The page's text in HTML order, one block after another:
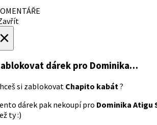
dárek pro Dominika…
si zablokovat Chapito kabát ?
dárek pak nekoupí pro Dominika Atigu
ty :)